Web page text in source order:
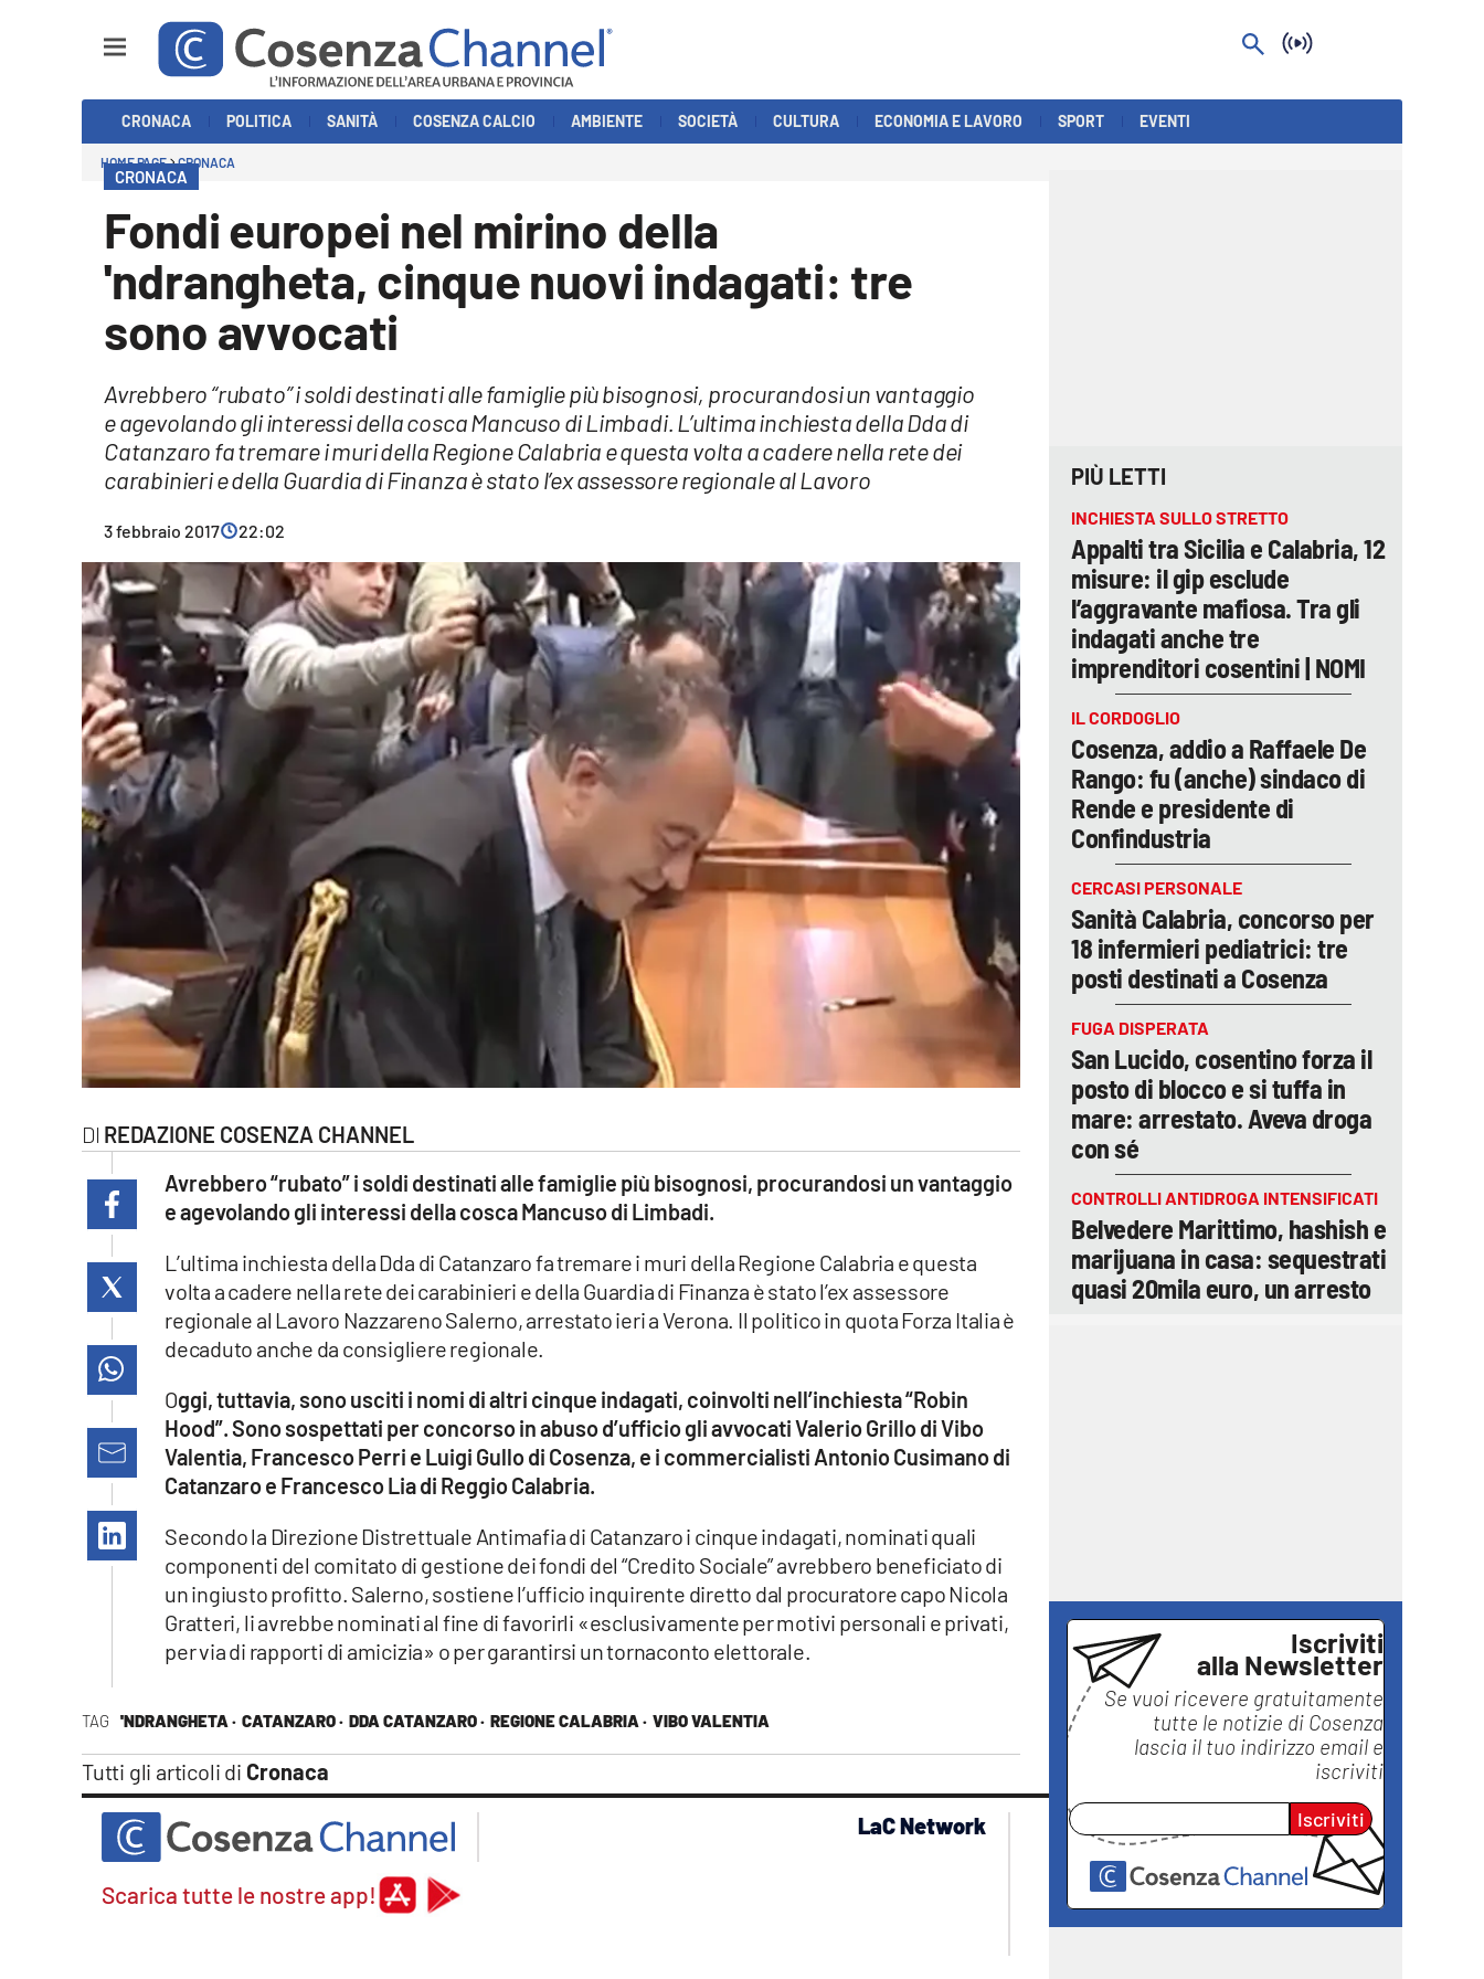
Economia e Lavoro
Streaming
Lac Network
cosenzachannel.it
ilvibonese.it
catanzarochannel.it
Vai
CRONACA POLITICA SANITÀ COSENZA CALCIO AMBIENTE SOCIETÀ CULTURA ECONOMIA E LAVORO SPORT EVENTI
HOME PAGE CRONACA
CRONACA
Fondi europei nel mirino della
'ndrangheta, cinque nuovi indagati: tre
sono avvocati
Avrebbero “rubato” i soldi destinati alle famiglie più bisognosi, procurandosi un vantaggio
e agevolando gli interessi della cosca Mancuso di Limbadi. L’ultima inchiesta della Dda di
Catanzaro fa tremare i muri della Regione Calabria e questa volta a cadere nella rete dei
carabinieri e della Guardia di Finanza è stato l’ex assessore regionale al Lavoro
3 febbraio 2017 22:02
REDAZIONE COSENZA CHANNEL
TAG 'NDRANGHETA · CATANZARO · DDA CATANZARO · REGIONE CALABRIA · VIBO VALENTIA
Tutti gli articoli di Cronaca
Avrebbero “rubato” i soldi destinati alle famiglie più bisognosi, procurandosi un vantaggio
e agevolando gli interessi della cosca Mancuso di Limbadi.
L’ultima inchiesta della Dda di Catanzaro fa tremare i muri della Regione Calabria e questa
volta a cadere nella rete dei carabinieri e della Guardia di Finanza è stato l’ex assessore
regionale al Lavoro Nazzareno Salerno, arrestato ieri a Verona. Il politico in quota Forza Italia è
decaduto anche da consigliere regionale.
Oggi, tuttavia, sono usciti i nomi di altri cinque indagati, coinvolti nell’inchiesta “Robin
Hood”. Sono sospettati per concorso in abuso d’ufficio gli avvocati Valerio Grillo di Vibo
Valentia, Francesco Perri e Luigi Gullo di Cosenza, e i commercialisti Antonio Cusimano di
Catanzaro e Francesco Lia di Reggio Calabria.
Secondo la Direzione Distrettuale Antimafia di Catanzaro i cinque indagati, nominati quali
componenti del comitato di gestione dei fondi del “Credito Sociale” avrebbero beneficiato di
un ingiusto profitto. Salerno, sostiene l’ufficio inquirente diretto dal procuratore capo Nicola
Gratteri, li avrebbe nominati al fine di favorirli «esclusivamente per motivi personali e privati,
per via di rapporti di amicizia» o per garantirsi un tornaconto elettorale.
PIÙ LETTI
INCHIESTA SULLO STRETTO
Appalti tra Sicilia e Calabria, 12
misure: il gip esclude
l’aggravante mafiosa. Tra gli
indagati anche tre
imprenditori cosentini | NOMI
IL CORDOGLIO
Cosenza, addio a Raffaele De
Rango: fu (anche) sindaco di
Rende e presidente di
Confindustria
CERCASI PERSONALE
Sanità Calabria, concorso per
18 infermieri pediatrici: tre
posti destinati a Cosenza
FUGA DISPERATA
San Lucido, cosentino forza il
posto di blocco e si tuffa in
mare: arrestato. Aveva droga
con sé
CONTROLLI ANTIDROGA INTENSIFICATI
Belvedere Marittimo, hashish e
marijuana in casa: sequestrati
quasi 20mila euro, un arresto
Iscriviti
alla Newsletter
Se vuoi ricevere gratuitamente
tutte le notizie di Cosenza
lascia il tuo indirizzo email e
iscriviti
Iscriviti
Scarica tutte le nostre app!
LaC Network
lacplay.it
lactv.it
laconair.it
lacitymag.it
lacapitalenews.it
ilreggino.it
catanzarochannel.it